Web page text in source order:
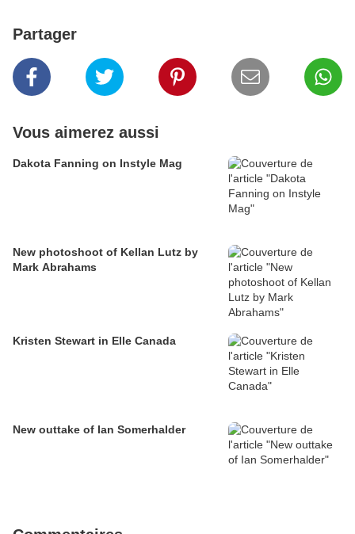
Partager
Vous aimerez aussi
Dakota Fanning on Instyle Mag
New photoshoot of Kellan Lutz by
Mark Abrahams
Kristen Stewart in Elle Canada
New outtake of Ian Somerhalder